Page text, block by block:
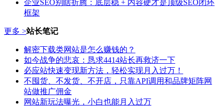
企业SEO别瞎折腾：底层稳 + 内容硬才是顶级SEO闭环
框架
更多 >站长笔记
解密下载类网站是怎么赚钱的？
如今战争的悲哀：恳求4414站长再救济一下
必应站快速变现新方法，轻松实现月入过万！
不囤货、不发货、不开店，只靠API调用和品牌矩阵网
站做推广佣金
网站新玩法曝光，小白也能月入过万